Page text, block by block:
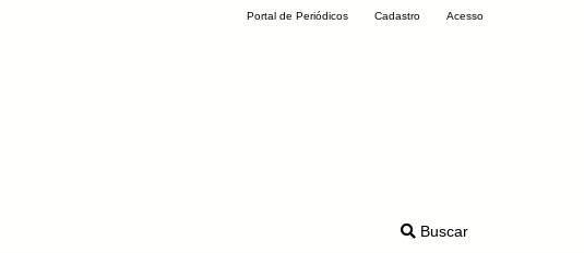
Buscar
Portal de Periódicos Cadastro Acesso